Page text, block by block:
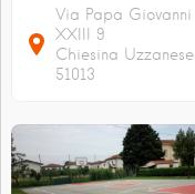
Via Papa Giovanni
XXIII
9
Chiesina Uzzanese
51013